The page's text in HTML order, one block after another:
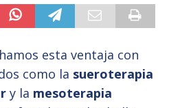
esta ventaja con
como la sueroterapia
y la mesoterapia